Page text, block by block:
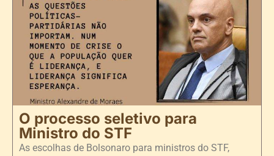
O processo seletivo para
Ministro do STF
As escolhas de Bolsonaro para ministros do STF,